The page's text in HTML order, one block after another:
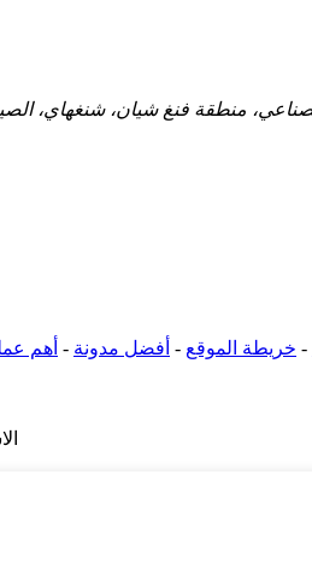
- خريطة الموقع - أفضل مدونة - أهم